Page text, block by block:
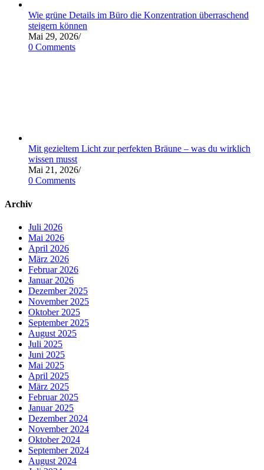
Wie grüne Details im Büro die Konzentration überraschend
steigern können
Mai 29, 2026/
0 Comments
Mit gezieltem Licht zur perfekten Bräune – was du wirklich
wissen musst
Mai 21, 2026/
0 Comments
Archiv
Juli 2026
Mai 2026
April 2026
März 2026
Februar 2026
Januar 2026
Dezember 2025
November 2025
Oktober 2025
September 2025
August 2025
Juli 2025
Juni 2025
Mai 2025
April 2025
März 2025
Februar 2025
Januar 2025
Dezember 2024
November 2024
Oktober 2024
September 2024
August 2024